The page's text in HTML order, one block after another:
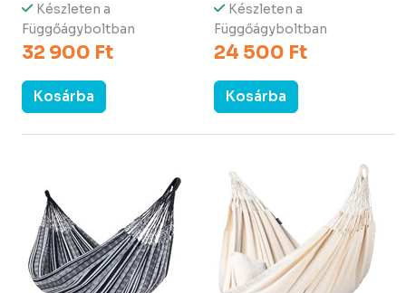
Készleten a
Függőágyboltban
32 900 Ft
Kosárba
Készleten a
Függőágyboltban
24 500 Ft
Kosárba